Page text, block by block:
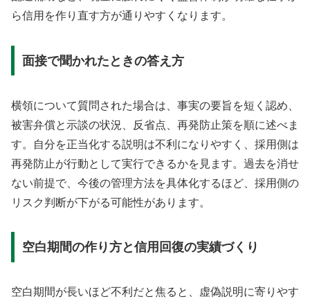
ら信用を作り直す方が通りやすくなります。
面接で聞かれたときの答え方
横領について質問された場合は、事実の要旨を短く認め、
被害弁償と示談の状況、反省点、再発防止策を順に述べま
す。自分を正当化する説明は不利になりやすく、採用側は
再発防止が行動として実行できるかを見ます。過去を消せ
ない前提で、今後の管理方法を具体化するほど、採用側の
リスク判断が下がる可能性があります。
空白期間の作り方と信用回復の実績づくり
空白期間が長いほど不利だと焦ると、虚偽説明に寄りやす